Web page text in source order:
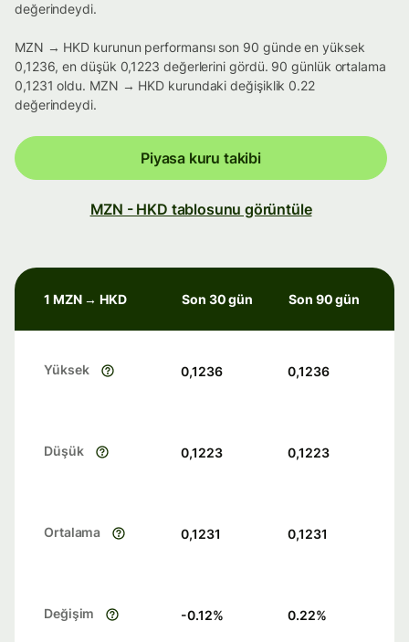
değerindeydi.
MZN → HKD kurunun performansı son 90 günde en yüksek
0,1236, en düşük 0,1223 değerlerini gördü. 90 günlük ortalama
0,1231 oldu. MZN → HKD kurundaki değişiklik 0.22
değerindeydi.
Piyasa kuru takibi
MZN - HKD tablosunu görüntüle
1 MZN → HKD Son 30 gün Son 90 gün
Yüksek 0,1236 0,1236
Düşük 0,1223 0,1223
Ortalama 0,1231 0,1231
Değişim -0.12% 0.22%